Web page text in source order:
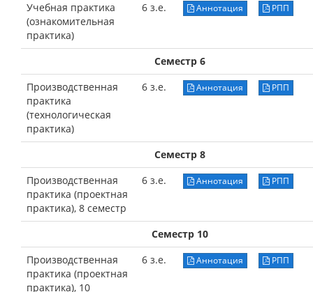
Учебная практика
(ознакомительная
практика)
6 з.е. Аннотация РПП
Семестр 6
Производственная
практика
(технологическая
практика)
6 з.е. Аннотация РПП
Семестр 8
Производственная
практика (проектная
практика), 8 семестр
6 з.е. Аннотация РПП
Семестр 10
Производственная
практика (проектная
практика), 10
6 з.е. Аннотация РПП